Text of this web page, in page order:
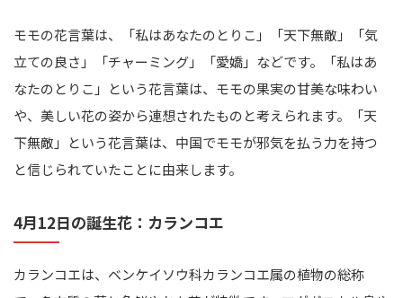
モモの花言葉は、「私はあなたのとりこ」「天下無敵」「気
立ての良さ」「チャーミング」「愛嬌」などです。「私はあ
なたのとりこ」という花言葉は、モモの果実の甘美な味わい
や、美しい花の姿から連想されたものと考えられます。「天
下無敵」という花言葉は、中国でモモが邪気を払う力を持つ
と信じられていたことに由来します。
4月12日の誕生花：カランコエ
カランコエは、ベンケイソウ科カランコエ属の植物の総称